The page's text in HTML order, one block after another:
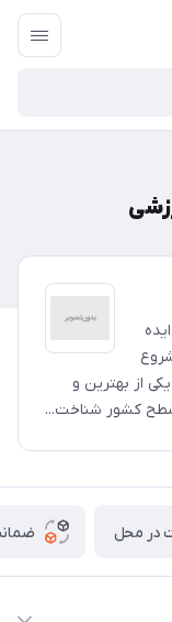
اسپرت در سال 1368 با ایده
از بهترین و
سطح کشور شناخت...
در محل